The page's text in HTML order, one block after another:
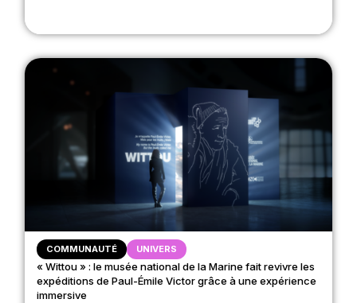
COMMUNAUTÉ UNIVERS
« Wittou » : le musée national de la Marine fait revivre les
expéditions de Paul-Émile Victor grâce à une expérience
immersive